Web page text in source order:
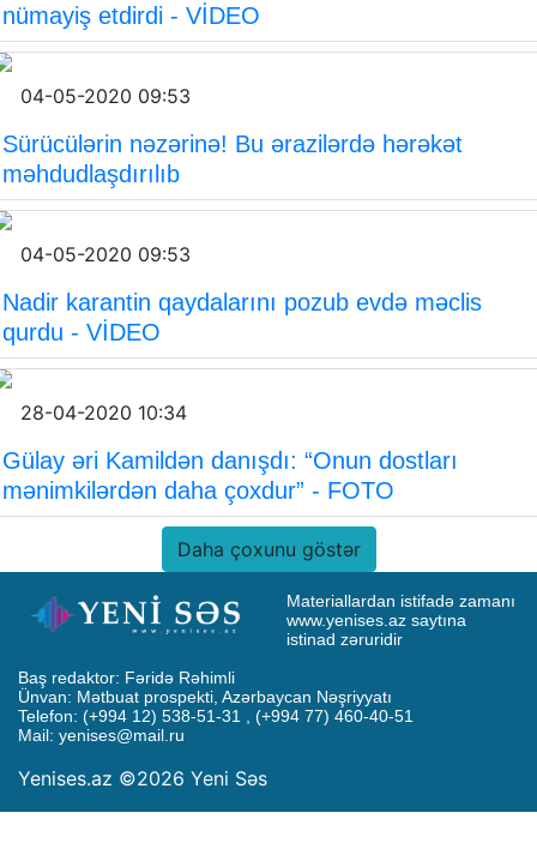
nümayiş etdirdi - VİDEO
04-05-2020 09:53
Sürücülərin nəzərinə! Bu ərazilərdə hərəkət
məhdudlaşdırılıb
04-05-2020 09:53
Nadir karantin qaydalarını pozub evdə məclis
qurdu - VİDEO
28-04-2020 10:34
Gülay əri Kamildən danışdı: “Onun dostları
mənimkilərdən daha çoxdur” - FOTO
Daha çoxunu göstər
Materiallardan istifadə zamanı
www.yenises.az saytına
istinad zəruridir
Baş redaktor: Fəridə Rəhimli
Ünvan: Mətbuat prospekti, Azərbaycan Nəşriyyatı
Telefon: (+994 12) 538-51-31 , (+994 77) 460-40-51
Mail: yenises@mail.ru
Yenises.az ©2026 Yeni Səs